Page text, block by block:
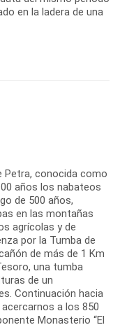
en la ladera de una
Petra, conocida como
años los nabateos
de 500 años,
en las montañas
agrícolas y de
por la Tumba de
de más de 1 Km
una tumba
de un
Continuación hacia
a los 850
Monasterio “El